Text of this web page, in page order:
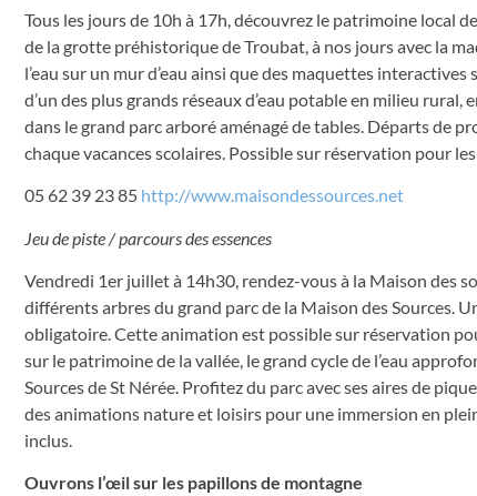
Tous les jours de 10h à 17h, découvrez le patrimoine local
de la grotte préhistorique de Troubat, à nos jours avec la
l’eau sur un mur d’eau ainsi que des maquettes
d’un des plus grands réseaux d’eau potable en milieu
dans le grand parc arboré aménagé de tables. Départs de
chaque vacances scolaires. Possible sur réservation pour
05 62 39 23 85 http://www.maisondessources.net
Jeu de piste / parcours des essences
Vendredi 1er juillet à 14h30, rendez-vous à la Maison des
différents arbres du grand parc de la Maison des Sources.
obligatoire. Cette animation est possible sur réservation
sur le patrimoine de la vallée, le grand cycle de l’eau
Sources de St Nérée. Profitez du parc avec ses aires de
des animations nature et loisirs pour une immersion en
inclus.
Ouvrons l’œil sur les papillons de montagne